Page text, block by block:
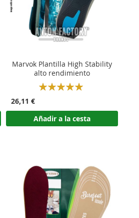
Marvok Plantilla High Stability
alto rendimiento
Rating:
26,11 €
Añadir a la cesta